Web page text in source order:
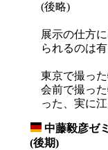
(後略)
展示の仕方
られるのは有
東京で撮っ
会前で撮っ
った、実に
中藤毅彦ゼ
(後期)